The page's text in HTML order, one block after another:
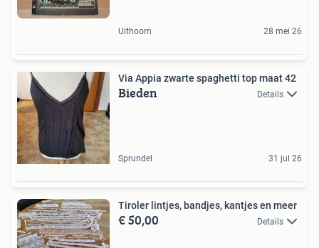
Uithoorn 28 mei 26
Via Appia zwarte spaghetti top maat 42
Bieden Details
Sprundel 31 jul 26
Tiroler lintjes, bandjes, kantjes en meer
€ 50,00 Details